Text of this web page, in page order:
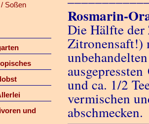
Soßen
und
Rosmarin-
Die Hälfte der
Zitronensaft!)
und ca. 1/2
vermischen
abschmecken.